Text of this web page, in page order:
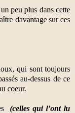
peu plus dans cette
davantage sur ces
qui sont toujours
au-dessus de ce
coeur.
(celles qui l’ont lu